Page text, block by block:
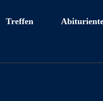
Treffen